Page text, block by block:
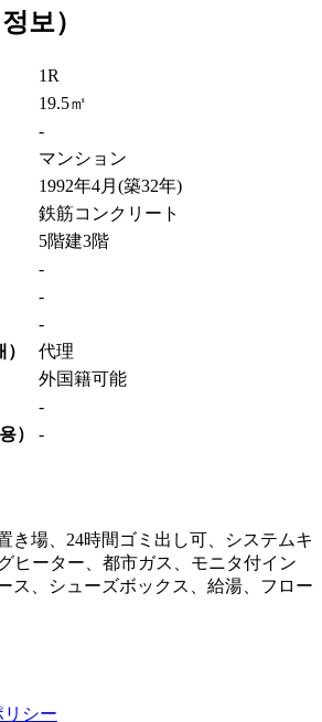
보）
1R
19.5㎡
-
マンション
1992年4月(築32年)
鉄筋コンクリート
5階建3階
-
-
-
）
代理
外国籍可能
-
） -
き場、24時間ゴミ出し可、システムキ
ヒーター、都市ガス、モニタ付イン
ス、シューズボックス、給湯、フロー
リシー